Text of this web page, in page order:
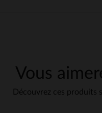
Vous
Découvrez ces produits